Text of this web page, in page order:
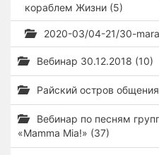
кораблем Жизни (5)
2020-03/04-21/30-
Вебинар 30.12.2018 (10)
Райский остров
Вебинар по песням
«Mamma Mia!» (37)